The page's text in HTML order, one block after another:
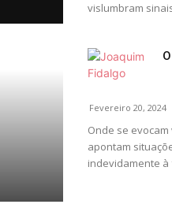
vislumbram
Fevereiro 20, 2024
Onde se
apontam
indevidamente à